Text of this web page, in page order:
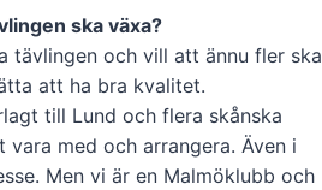
ska växa?
tävlingen och vill att ännu fler ska
att ha bra kvalitet.
till Lund och flera skånska
med och arrangera. Även i
Men vi är en Malmöklubb och